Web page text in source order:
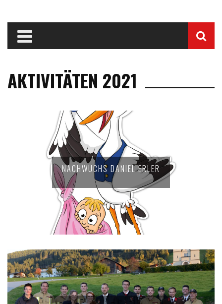
AKTIVITÄTEN 2021
NACHWUCHS DANIEL ERLER